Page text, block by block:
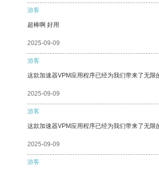
游客
超棒啊 好用
2025-09-09
游客
这款加速器VPM应用程序已经为我们带来了无限
2025-09-09
游客
这款加速器VPM应用程序已经为我们带来了无限
2025-09-09
游客